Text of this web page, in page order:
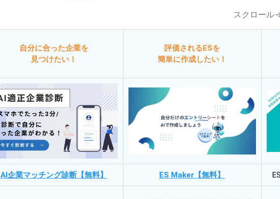
スクロール
自分に合った企業を
見つけたい！
評価されるESを
簡単に作成したい！
AI企業マッチング診断【無料】 ES Maker【無料】